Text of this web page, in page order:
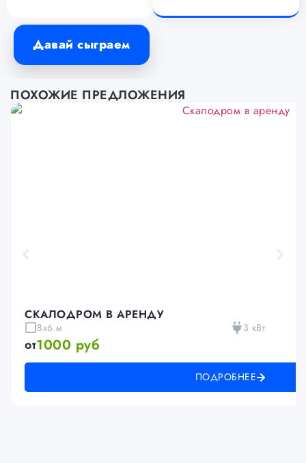
Давай сыграем
ПОХОЖИЕ ПРЕДЛОЖЕНИЯ
СКАЛОДРОМ В АРЕНДУ
8x6 м 3 кВт
от1000 руб
ПОДРОБНЕЕ